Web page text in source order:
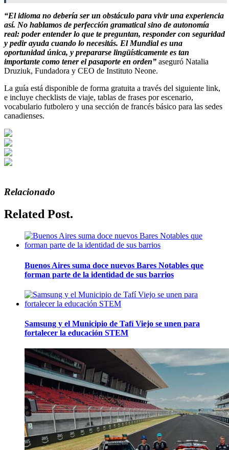
“El idioma no debería ser un obstáculo para vivir una experiencia
así. No hablamos de perfección gramatical sino de autonomía
real: poder entender lo que te preguntan, responder con seguridad
y pedir ayuda cuando lo necesitás. El Mundial es una
oportunidad única, y prepararse lingüísticamente es tan
importante como tener el pasaporte en orden” aseguró Natalia
Druziuk, Fundadora y CEO de Instituto Neone.
La guía está disponible de forma gratuita a través del siguiente link,
e incluye checklists de viaje, tablas de frases por escenario,
vocabulario futbolero y una sección de francés básico para las sedes
canadienses.
Relacionado
Related Post.
Buenos Aires suma doce nuevos Bares Notables que
forman parte de la identidad de sus barrios
Samsung y el Municipio de Tafí Viejo se unen para
fortalecer la educación STEM